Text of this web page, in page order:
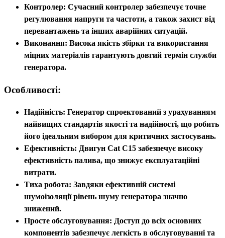
Контролер: Сучасний контролер забезпечує точне
регулювання напруги та частоти, а також захист від
перевантажень та інших аварійних ситуацій.
Виконання: Висока якість збірки та використання
міцних матеріалів гарантують довгий термін служби
генератора.
Особливості:
Надійність: Генератор спроектований з урахуванням
найвищих стандартів якості та надійності, що робить
його ідеальним вибором для критичних застосувань.
Ефективність: Двигун Cat C15 забезпечує високу
ефективність палива, що знижує експлуатаційні
витрати.
Тиха робота: Завдяки ефективній системі
шумоізоляції рівень шуму генератора значно
знижений.
Просте обслуговування: Доступ до всіх основних
компонентів забезпечує легкість в обслуговуванні та